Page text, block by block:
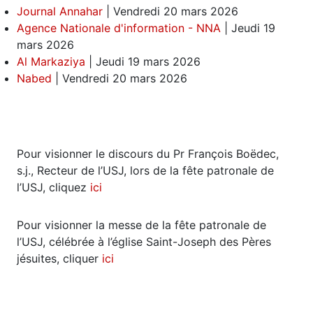
Journal Annahar | Vendredi 20 mars 2026
Agence Nationale d'information - NNA | Jeudi 19
mars 2026
Al Markaziya | Jeudi 19 mars 2026
Nabed | Vendredi 20 mars 2026
Pour visionner le discours du Pr François Boëdec,
s.j., Recteur de l’USJ, lors de la fête patronale de
l’USJ, cliquez ici
Pour visionner la messe de la fête patronale de
l’USJ, célébrée à l’église Saint-Joseph des Pères
jésuites, cliquer ici